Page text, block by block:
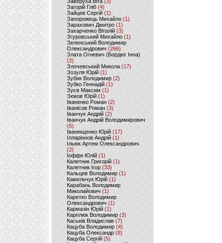
Загорій Гліб (4)
Зайцев Сергій(1)
Запорожець Михайло (1)
Зарахович Дмитро (1)
Захарченко Віталій (3)
Згуровський Михайло (1)
Зеленський Володимир
Олександрович (266)
Злата Огневич (Бордюг Інна)
(2)
Злочевський Микола(17)
Зозуля Юрій (1)
Зубик Володимир (2)
Зубко Геннадій (1)
Зуєв Максим(1)
Зюков Юрій (1)
Іваненко Роман (2)
Іванісов Роман (3)
Іванчук Андрій(2)
Іванчук Андрій Володимирович
(5)
Іванющенко Юрій (17)
Ілларіонов Андрій (1)
Ільюк Артем Олександрович
(2)
Іоффе Юлій (1)
Калетник Григорій(1)
Калетник Ігор (33)
Кальцев Володимир(1)
Камельчук Юрій (1)
Карабань Володимир
Миколайович (1)
Каретко Володимир
Олександрович (1)
Кармазін Юрій(1)
Карплюк Володимир(3)
Каськів Владислав (7)
Кацуба Володимир (4)
Кацуба Олександр (8)
Кацуба Сергій (5)